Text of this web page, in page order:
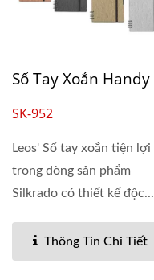
Sổ Tay Xoắn Handy
SK-952
Leos' Sổ tay xoắn tiện lợi
trong dòng sản phẩm
Silkrado có thiết kế độc...
Thông Tin Chi Tiết